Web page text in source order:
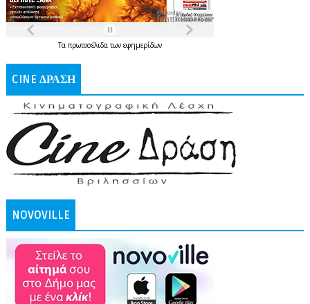
Τα πρωτοσέλιδατων εφημερίδων
CINE ΔΡΑΣΗ
NOVOVILLE